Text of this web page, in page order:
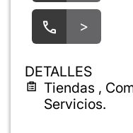
>
DETALLES
Tiendas ,
Servicios.